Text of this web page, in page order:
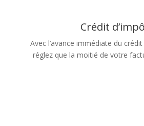
Crédit
Avec l’avance immédiate du
réglez que la moitié de votre